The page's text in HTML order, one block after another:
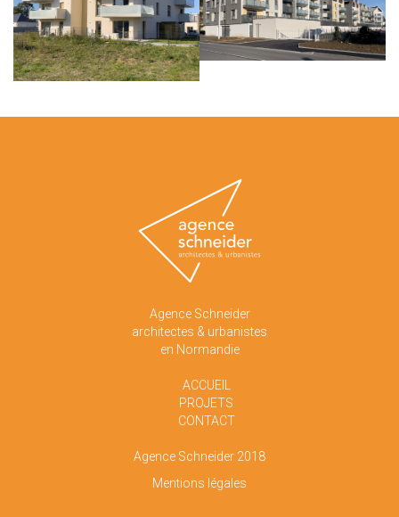
Agence Schneider
architectes & urbanistes
en Normandie
ACCUEIL
PROJETS
CONTACT
Agence Schneider 2018
Mentions légales